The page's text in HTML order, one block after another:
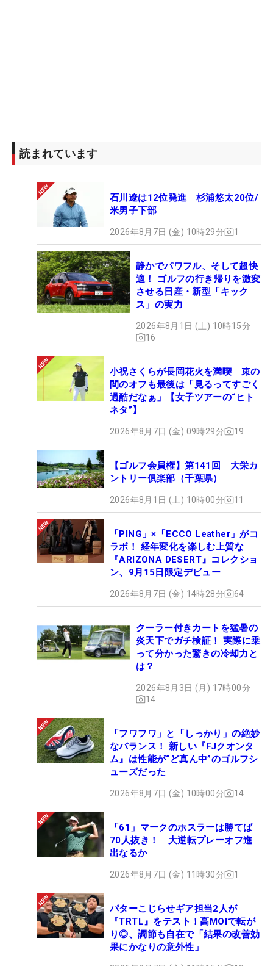
読まれています
石川遼は12位発進 杉浦悠太20位/
米男子下部
2026年8月7日 (金) 10時29分 1
静かでパワフル、そして超快
適！ ゴルフの行き帰りを激変
させる日産・新型「キック
ス」の実力
2026年8月1日 (土) 10時15分
16
小祝さくらが長岡花火を満喫 束の
間のオフも最後は「見るってすごく
過酷だなぁ」【女子ツアーの“ヒト
ネタ”】
2026年8月7日 (金) 09時29分 19
【ゴルフ会員権】第141回 大栄カ
ントリー俱楽部（千葉県）
2026年8月1日 (土) 10時00分 11
「PING」×「ECCO Leather」がコ
ラボ！ 経年変化を楽しむ上質な
『ARIZONA DESERT』コレクショ
ン、9月15日限定デビュー
2026年8月7日 (金) 14時28分 64
クーラー付きカートを猛暑の
炎天下でガチ検証！ 実際に乗
って分かった驚きの冷却力と
は？
2026年8月3日 (月) 17時00分
14
「フワフワ」と「しっかり」の絶妙
なバランス！ 新しい『FJクオンタ
ム』は性能が“ど真ん中”のゴルフシ
ューズだった
2026年8月7日 (金) 10時00分 14
「61」マークのホスラーは勝てば
70人抜き！ 大逆転プレーオフ進
出なるか
2026年8月7日 (金) 11時30分 1
パターこじらせギア担当2人が
『TRTL』をテスト！高MOIで転が
り◎、調節も自在で「結果の改善効
果にかなりの意外性」